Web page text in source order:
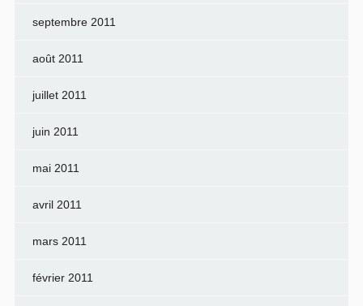
septembre 2011
août 2011
juillet 2011
juin 2011
mai 2011
avril 2011
mars 2011
février 2011